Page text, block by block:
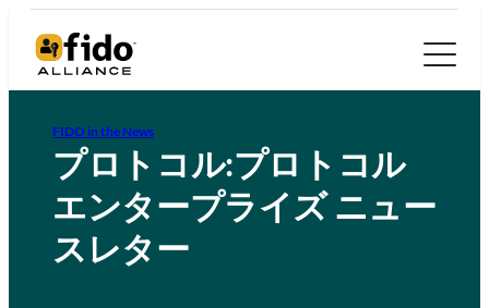
FIDO in the News
プロトコル:プロトコル
エンタープライズ ニュー
スレター